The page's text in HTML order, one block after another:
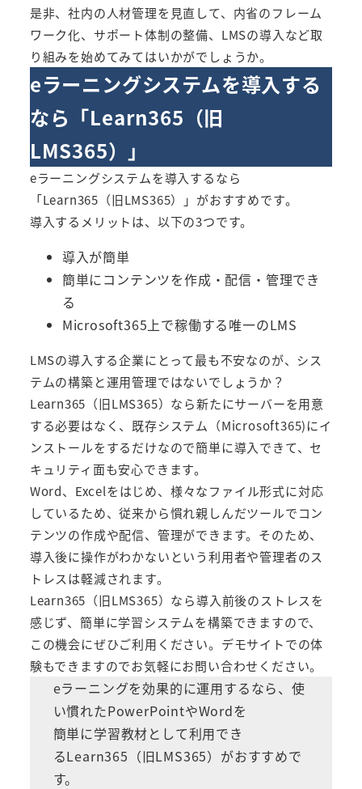
是非、社内の人材管理を見直して、内省のフレーム
ワーク化、サポート体制の整備、LMSの導入など取
り組みを始めてみてはいかがでしょうか。
eラーニングシステムを導入する
なら「Learn365（旧
LMS365） 」
eラーニングシステムを導入するなら
「Learn365（旧LMS365）
」がおすすめです。
導入するメリットは、以下の3つです。
導入が簡単
簡単にコンテンツを作成・配信・管理でき
る
Microsoft365上で稼働する唯一のLMS
LMSの導入する企業にとって最も不安なのが、シス
テムの構築と運用管理ではないでしょうか？
Learn365（旧LMS365） なら新たにサーバーを用意
する必要はなく、既存システム（Microsoft365)にイ
ンストールをするだけなので簡単に導入できて、セ
キュリティ面も安心できます。
Word、Excelをはじめ、様々なファイル形式に対応
しているため、従来から慣れ親しんだツールでコン
テンツの作成や配信、管理ができます。そのため、
導入後に操作がわかないという利用者や管理者のス
トレスは軽減されます。
Learn365（旧LMS365） なら導入前後のストレスを
感じず、簡単に学習システムを構築できますので、
この機会にぜひご利用ください。デモサイトでの体
験もできますのでお気軽にお問い合わせください。
eラーニングを効果的に運用するなら、使
い慣れたPowerPointやWordを
簡単に学習教材として利用でき
るLearn365（旧LMS365） がおすすめで
す。